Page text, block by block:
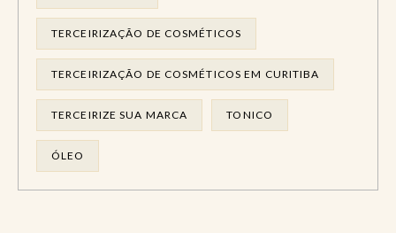
TERCEIRIZAÇÃO DE COSMÉTICOS
TERCEIRIZAÇÃO DE COSMÉTICOS EM CURITIBA
TERCEIRIZE SUA MARCA TONICO
ÓLEO